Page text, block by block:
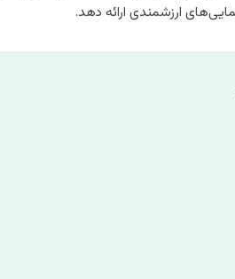
ارزشمندی ارائه دهد.